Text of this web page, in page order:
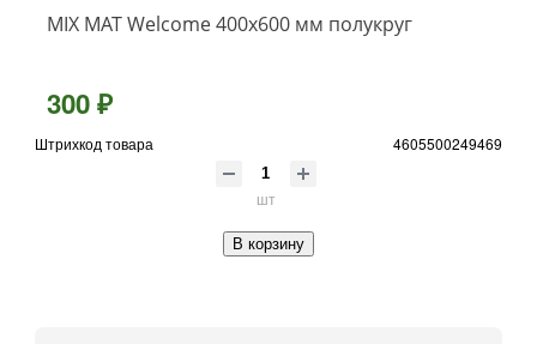
MIX MAT Welcome 400x600 мм полукруг
300 ₽
Штрихкод товара 4605500249469
шт
В корзину